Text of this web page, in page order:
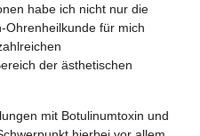
habe ich nicht nur die
Ohrenheilkunde für mich
der ästhetischen
mit Botulinumtoxin und